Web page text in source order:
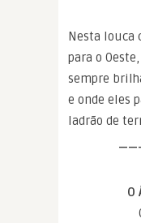
Nesta louca
para o
sempre
e onde eles
ladrão de
O